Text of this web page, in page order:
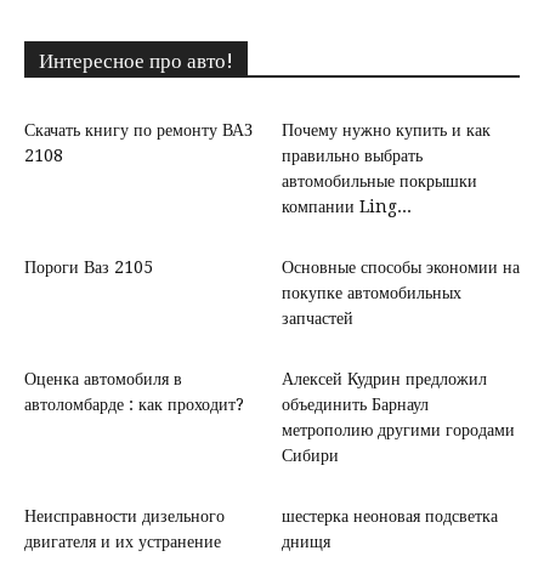
Интересное про авто!
Скачать книгу по ремонту ВАЗ
2108
Почему нужно купить и как
правильно выбрать
автомобильные покрышки
компании Ling...
Пороги Ваз 2105
Основные способы экономии на
покупке автомобильных
запчастей
Оценка автомобиля в
автоломбарде : как проходит?
Алексей Кудрин предложил
объединить Барнаул
метрополию другими городами
Сибири
Неисправности дизельного
двигателя и их устранение
шестерка неоновая подсветка
днищя